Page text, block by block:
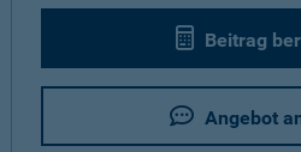
Beitrag
Angebot